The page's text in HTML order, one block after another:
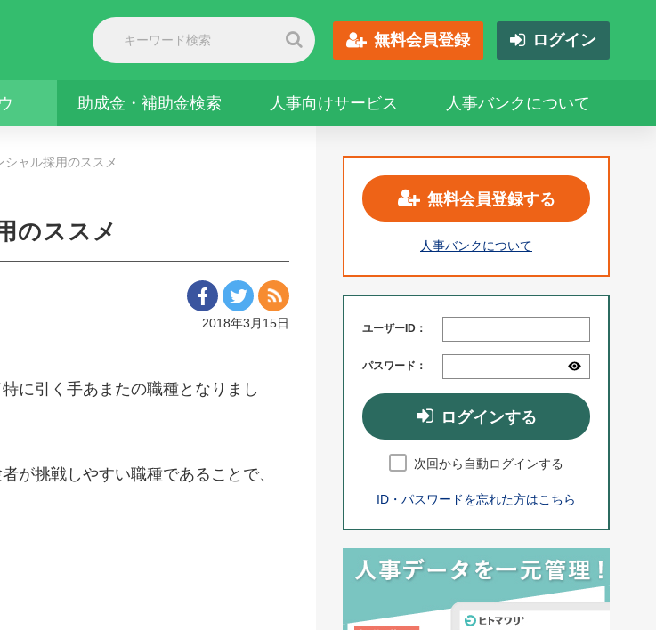
無料会員登録 ログイン
助成金・補助金検索 人事向けサービス 人事バンクについて
ャル採用のススメ
のススメ
2018年3月15日
に引く手あまたの職種となりまし
が挑戦しやすい職種であることで、
無料会員登録する
人事バンクについて
ユーザーID：
パスワード：
ログインする
次回から自動ログインする
ID・パスワードを忘れた方はこちら